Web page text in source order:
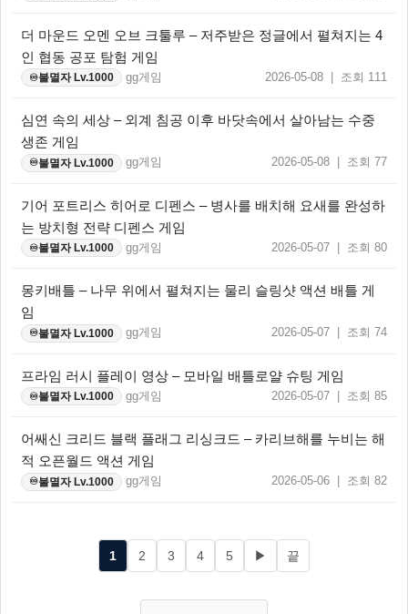
더 마운드 오멘 오브 크툴루 – 저주받은 정글에서 펼쳐지는 4
인 협동 공포 탐험 게임
♾️불멸자 Lv.1000 gg게임 2026-05-08 | 조회 111
심연 속의 세상 – 외계 침공 이후 바닷속에서 살아남는 수중
생존 게임
♾️불멸자 Lv.1000 gg게임 2026-05-08 | 조회 77
기어 포트리스 히어로 디펜스 – 병사를 배치해 요새를 완성하
는 방치형 전략 디펜스 게임
♾️불멸자 Lv.1000 gg게임 2026-05-07 | 조회 80
몽키배틀 – 나무 위에서 펼쳐지는 물리 슬링샷 액션 배틀 게
임
♾️불멸자 Lv.1000 gg게임 2026-05-07 | 조회 74
프라임 러시 플레이 영상 – 모바일 배틀로얄 슈팅 게임
♾️불멸자 Lv.1000 gg게임 2026-05-07 | 조회 85
어쌔신 크리드 블랙 플래그 리싱크드 – 카리브해를 누비는 해
적 오픈월드 액션 게임
♾️불멸자 Lv.1000 gg게임 2026-05-06 | 조회 82
1 2 3 4 5 ▶ 끝